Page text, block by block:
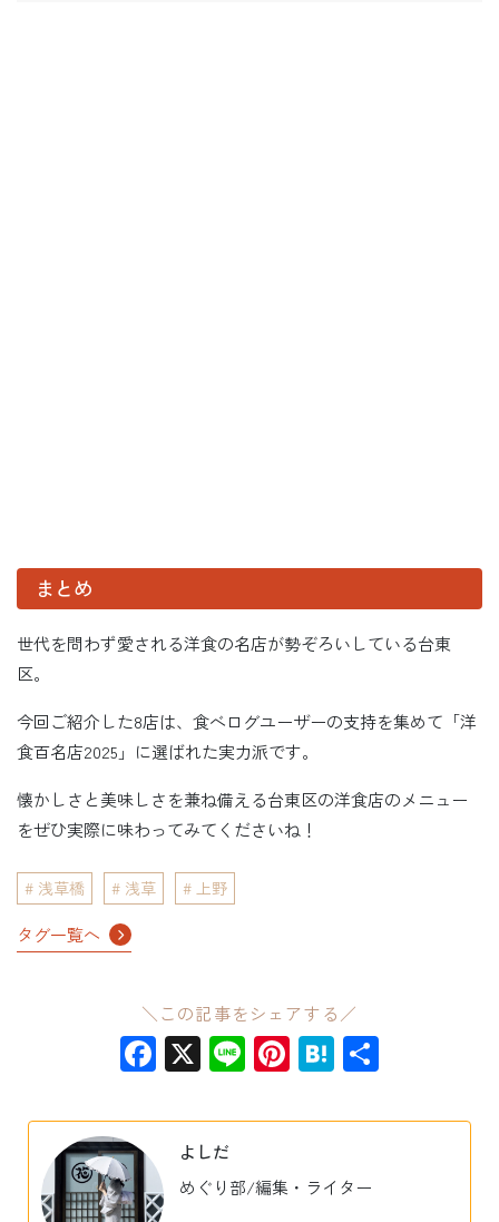
まとめ
世代を問わず愛される洋食の名店が勢ぞろいしている台東
区。
今回ご紹介した8店は、食べログユーザーの支持を集めて「洋
食百名店2025」に選ばれた実力派です。
懐かしさと美味しさを兼ね備える台東区の洋食店のメニュー
をぜひ実際に味わってみてくださいね！
浅草橋 浅草 上野
タグ一覧へ
＼この記事をシェアする／
Facebook
X LinePinterest
Hatena
よしだ
めぐり部/編集・ライター